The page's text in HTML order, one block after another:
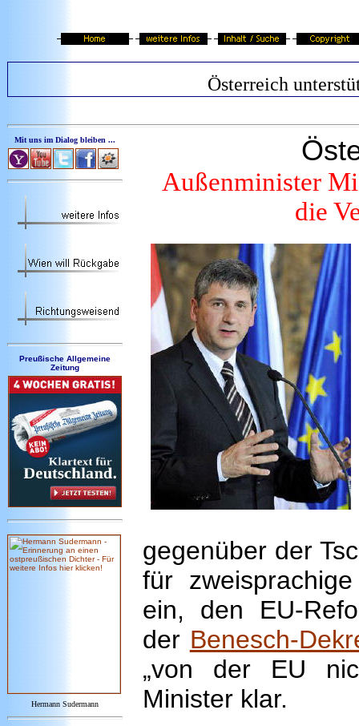
Österreich
Mit uns im Dialog bleiben ...
Preußische Allgemeine
Zeitung
Hermann Sudermann
Außenminister
die
gegenüber der
für
ein, den EU-
der Benesch-
„von der EU
Minister klar.